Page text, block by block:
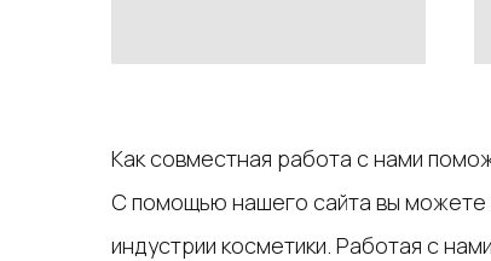
Как совместная работа с нами
С помощью нашего сайта вы можете
индустрии косметики. Работая с